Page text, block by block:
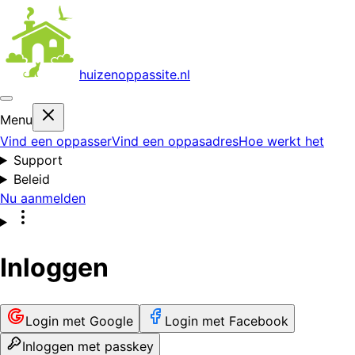
huizenoppassite.nl
Menu
Vind een oppasserVind een oppasadresHoe werkt het
Support
Beleid
Nu aanmelden
Inloggen
Login met Google
Login met Facebook
Inloggen met passkey